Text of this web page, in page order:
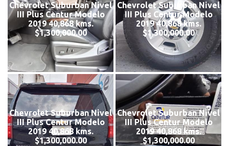
Chevrolet Suburban Nivel
III Plus Centur Modelo
2019 40,868 kms.
$1,300,000.00
Chevrolet Suburban Nivel
III Plus Centur Modelo
2019 40,868 kms.
$1,300,000.00
Chevrolet Suburban Nivel
III Plus Centur Modelo
2019 40,868 kms.
$1,300,000.00
Chevrolet Suburban Nivel
III Plus Centur Modelo
2019 40,868 kms.
$1,300,000.00